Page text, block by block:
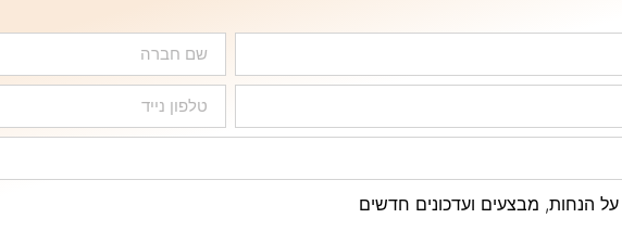
הנחות, מבצעים ועדכונים חדשים